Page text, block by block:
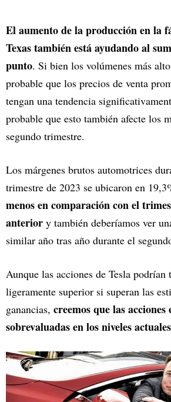
El aumento de la producción en la
Texas también está ayudando al
punto. Si bien los volúmenes más
probable que los precios de venta
tengan una tendencia
probable que esto también afecte los
segundo trimestre.
Los márgenes brutos automotrices
trimestre de 2023 se ubicaron en
menos en comparación con el
anterior y también deberíamos ver
similar año tras año durante el
Aunque las acciones de Tesla podrían
ligeramente superior si superan las
ganancias, creemos que las acciones
sobrevaluadas en los niveles actuales